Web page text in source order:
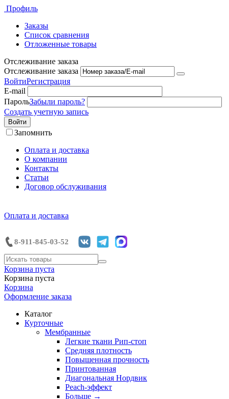
Профиль
Заказы
Список сравнения
Отложенные товары
Отслеживание заказа
Отслеживание заказа
ВойтиРегистрация
E-mail
ПарольЗабыли пароль?
Создать учетную запись
Войти
Запомнить
Оплата и доставка
О компании
Контакты
Статьи
Договор обслуживания
Оплата и доставка
8-911-845-03-52
Корзина пуста
Корзина пуста
Корзина
Оформление заказа
Каталог
Курточные
Мембранные
Легкие ткани Рип-стоп
Средняя плотность
Повышенная прочность
Принтованная
Диагональная Нордвик
Peach-эффект
Больше →